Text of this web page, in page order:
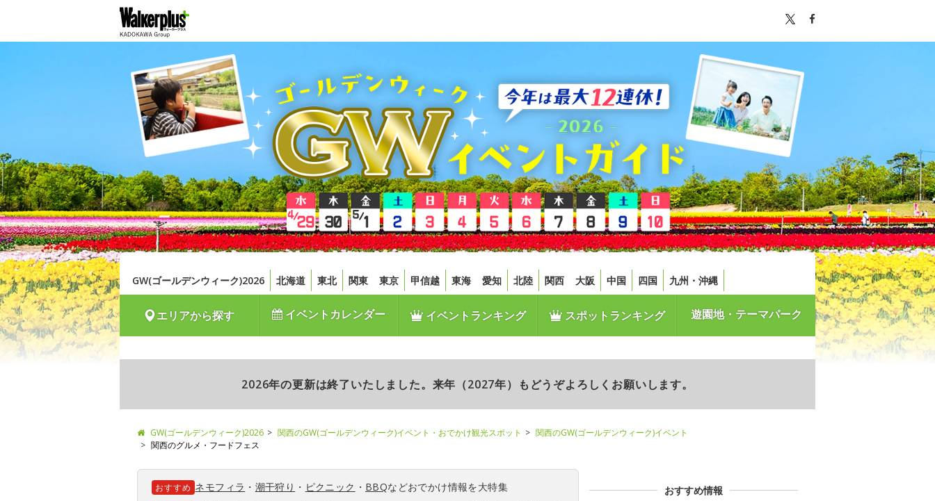
GW(ゴールデンウィーク)2026 北海道 東北 関東 東京 甲信越 東海 愛知 北陸 関西 大阪 中国 四国 九州・沖縄
エリアから探す イベントカレンダー イベントランキング スポットランキング 遊園地・テーマパーク
2026年の更新は終了いたしました。来年（2027年）もどうぞよろしくお願いします。
GW(ゴールデンウィーク)2026 関西のGW(ゴールデンウィーク)イベント・おでかけ観光スポット
関西のGW(ゴールデンウィーク)イベント
関西のグルメ・フードフェス
おすすめ ネモフィラ ・ 潮干狩り ・ ピクニック ・ BBQなどおでかけ情報を大特集 おすすめ情報